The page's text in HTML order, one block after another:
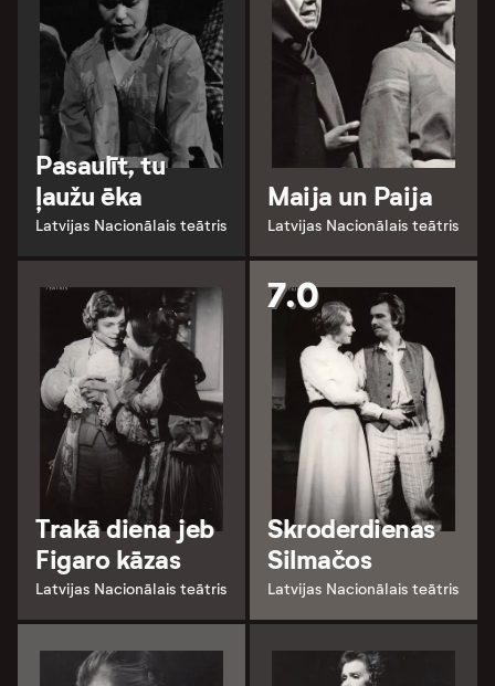
Pasaulīt, tu
ļaužu ēka
Latvijas Nacionālais teātris
Maija un Paija
Latvijas Nacionālais teātris
Trakā diena jeb
Figaro kāzas
Latvijas Nacionālais teātris
7.0
Skroderdienas
Silmačos
Latvijas Nacionālais teātris